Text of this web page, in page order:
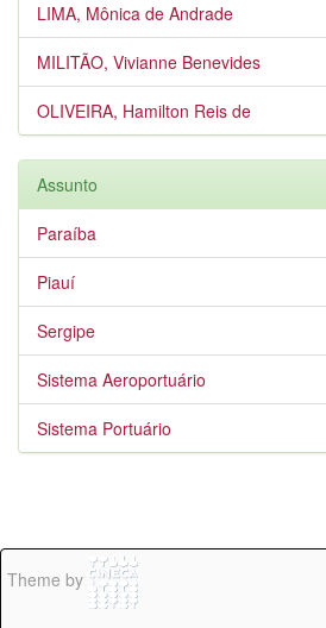
LIMA, Mônica de Andrade
MILITÃO, Vivianne Benevides
OLIVEIRA, Hamilton Reis de
Assunto
Paraíba
Piauí
Sergipe
Sistema Aeroportuário
Sistema Portuário
Theme by